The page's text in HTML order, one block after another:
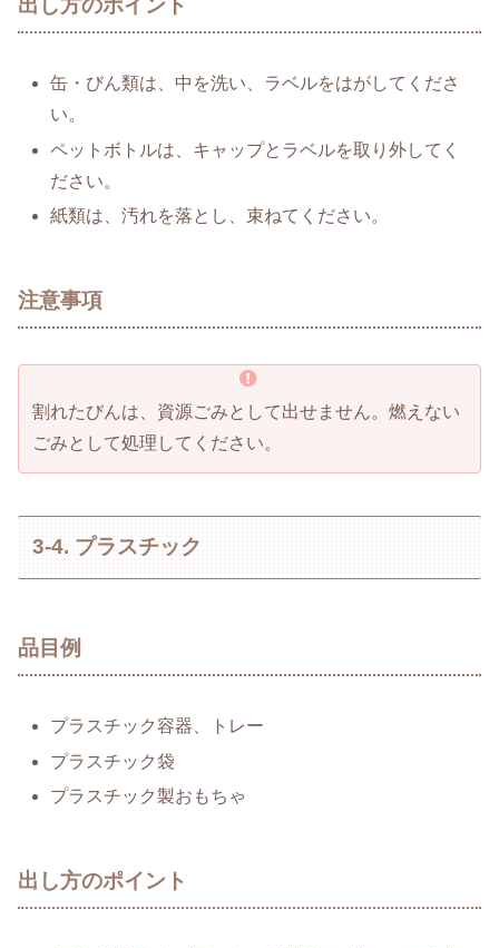
出し方のポイント
缶・びん類は、中を洗い、ラベルをはがしてくださ
い。
ペットボトルは、キャップとラベルを取り外してく
ださい。
紙類は、汚れを落とし、束ねてください。
注意事項
割れたびんは、資源ごみとして出せません。燃えない
ごみとして処理してください。
3-4. プラスチック
品目例
プラスチック容器、トレー
プラスチック袋
プラスチック製おもちゃ
出し方のポイント